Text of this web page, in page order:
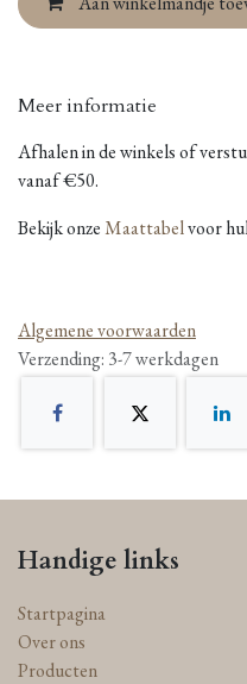
Meer informatie
Afhalen in de winkels of
vanaf €50.
Bekijk onzeMaattabelvoor
Algemene voorwaarden
Verzending: 3-7 werkdagen
Handige links
Startpagina
Over ons
Producten